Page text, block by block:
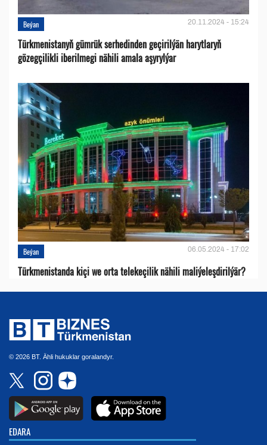
Beýan 20.11.2024 - 15:24
Türkmenistanyň gümrük serhedinden geçirilýän harytlaryň
gözegçilikli iberilmegi nähili amala aşyrylýar
Beýan 06.05.2024 - 17:02
Türkmenistanda kiçi we orta telekeçilik nähili maliýeleşdirilýär?
© 2026 BT. Ähli hukuklar goralandyr.
EDARA